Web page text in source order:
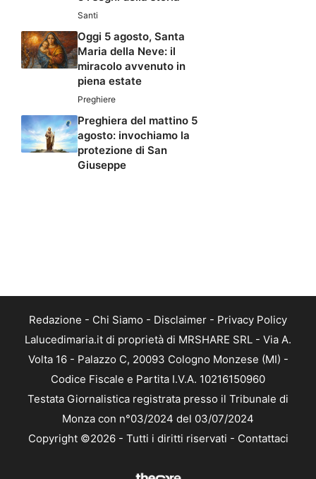
Santi
Oggi 5 agosto, Santa
Maria della Neve: il
miracolo avvenuto in
piena estate
Preghiere
Preghiera del mattino 5
agosto: invochiamo la
protezione di San
Giuseppe
Redazione - Chi Siamo - Disclaimer - Privacy Policy
Lalucedimaria.it di proprietà di MRSHARE SRL - Via A.
Volta 16 - Palazzo C, 20093 Cologno Monzese (MI) -
Codice Fiscale e Partita I.V.A. 10216150960
Testata Giornalistica registrata presso il Tribunale di
Monza con n°03/2024 del 03/07/2024
Copyright ©2026 - Tutti i diritti riservati - Contattaci